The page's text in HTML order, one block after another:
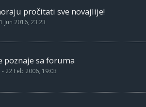
pročitati sve novajlije!
Jun 2016, 23:23
poznaje sa foruma
- 22 Feb 2006, 19:03